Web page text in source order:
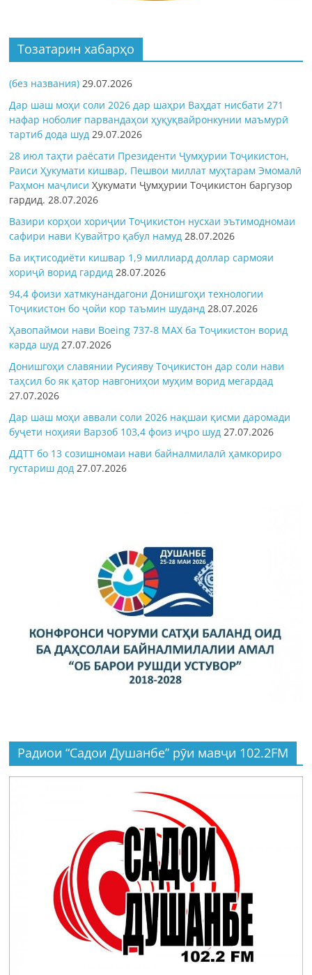
Тозатарин хабарҳо
(без названия) 29.07.2026
Дар шаш моҳи соли 2026 дар шаҳри Ваҳдат нисбати 271
нафар ноболиғ парвандаҳои ҳуқуқвайронкунии маъмурӣ
тартиб дода шуд 29.07.2026
28 июл таҳти раёсати Президенти Ҷумҳурии Тоҷикистон,
Раиси Ҳукумати кишвар, Пешвои миллат муҳтарам Эмомалӣ
Раҳмон маҷлисиҲукумати Ҷумҳурии Тоҷикистон баргузор
гардид.28.07.2026
Вазири корҳои хориҷии Тоҷикистон нусхаи эътимодномаи
сафири нави Кувайтро қабул намуд 28.07.2026
Ба иқтисодиёти кишвар 1,9 миллиард доллар сармояи
хориҷӣ ворид гардид 28.07.2026
94,4 фоизи хатмкунандагони Донишгоҳи технологии
Тоҷикистон бо ҷойи кор таъмин шуданд 28.07.2026
Ҳавопаймои нави Boeing 737-8 MAX ба Тоҷикистон ворид
карда шуд 27.07.2026
Донишгоҳи славянии Русияву Тоҷикистон дар соли нави
таҳсил бо як қатор навгониҳои муҳим ворид мегардад
27.07.2026
Дар шаш моҳи аввали соли 2026 нақшаи қисми даромади
буҷети ноҳияи Варзоб 103,4 фоиз иҷро шуд 27.07.2026
ДДТТ бо 13 созишномаи нави байналмилалӣ ҳамкориро
густариш дод 27.07.2026
Радиои “Садои Душанбе” рӯи мавҷи 102.2FM